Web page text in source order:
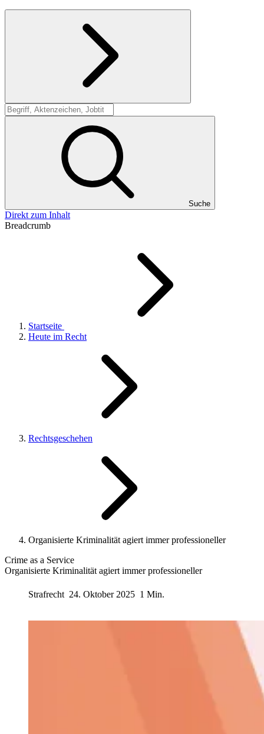
Suche
Suche
Direkt zum Inhalt
Breadcrumb
Startseite
Heute im Recht
Rechtsgeschehen
Organisierte Kriminalität agiert immer professioneller
Crime as a Service
Organisierte Kriminalität agiert immer professioneller
Strafrecht 24. Oktober 2025 1 Min.